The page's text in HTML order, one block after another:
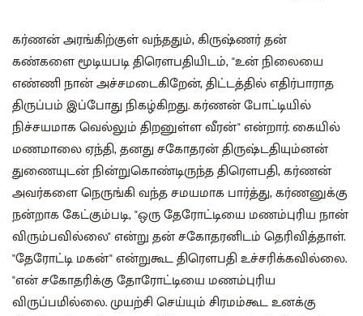
கர்ணன் அரங்கிற்குள் வந்ததும், கிருஷ்ணர் தன்
கண்களை மூடியபடி திரௌபதியிடம், "உன் நிலையை
எண்ணி நான் அச்சமடைகிறேன், திட்டத்தில் எதிர்பாராத
திருப்பம் இப்போது நிகழ்கிறது. கர்ணன் போட்டியில்
நிச்சயமாக வெல்லும் திறனுள்ள வீரன்" என்றார். கையில்
மணமாலை ஏந்தி, தனது சகோதரன் திருஷ்டதியும்னன்
துணையுடன் நின்றுகொண்டிருந்த திரௌபதி, கர்ணன்
அவர்களை நெருங்கி வந்த சமயமாக பார்த்து, கர்ணனுக்கு
நன்றாக கேட்கும்படி, "ஒரு தேரோட்டியை மணம்புரிய நான்
விரும்பவில்லை" என்று தன் சகோதரனிடம் தெரிவித்தாள்.
"தேரோட்டி மகன்" என்றுகூட திரௌபதி உச்சரிக்கவில்லை.
"என் சகோதரிக்கு தோரோட்டியை மணம்புரிய
விருப்பமில்லை‌. முயற்சி செய்யும் சிரமம்கூட உனக்கு